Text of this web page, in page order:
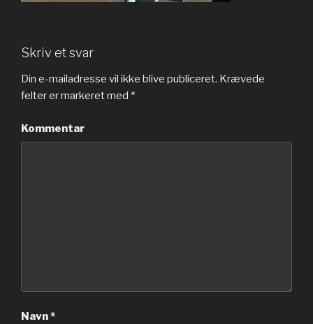
Skriv et svar
Din e-mailadresse vil ikke blive publiceret. Krævede
felter er markeret med *
Kommentar
Navn*